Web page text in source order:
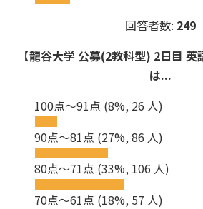
回答者数: 249
【龍谷大学 公募(2教科型) 2日目
は...
100点～91点 (8%, 26 人)
90点～81点 (27%, 86 人)
80点～71点 (33%, 106 人)
70点～61点 (18%, 57 人)